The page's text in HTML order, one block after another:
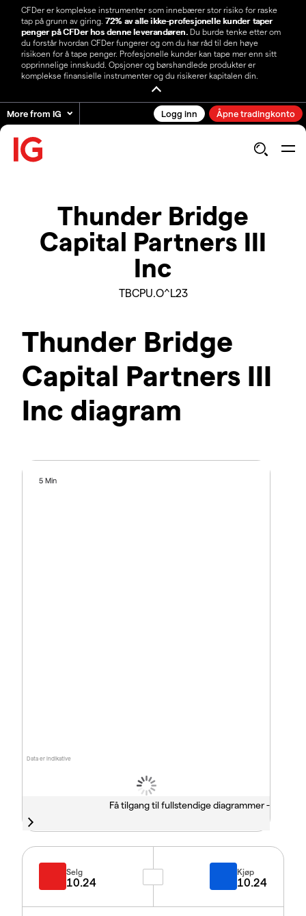
CFDer er komplekse instrumenter som innebærer stor risiko for raske
tap på grunn av giring. 72% av alle ikke-profesjonelle kunder taper
penger på CFDer hos denne leverandøren.Du burde tenke etter om
du forstår hvordan CFDer fungerer og om du har råd til den høye
risikoen for å tape penger. Profesjonelle kunder kan tape mer enn sitt
opprinnelige innskudd. Opsjoner og børshandlede produkter er
komplekse finansielle instrumenter og du risikerer kapitalen din.
More from IG Logg inn Åpne tradingkonto
Thunder Bridge
Capital Partners III
Inc
TBCPU.O^L23
Thunder Bridge
Capital Partners III
Inc diagram
Data er indikative
5 Min
Få tilgang til fullstendige diagrammer -
Selg
10.24
Kjøp
10.24